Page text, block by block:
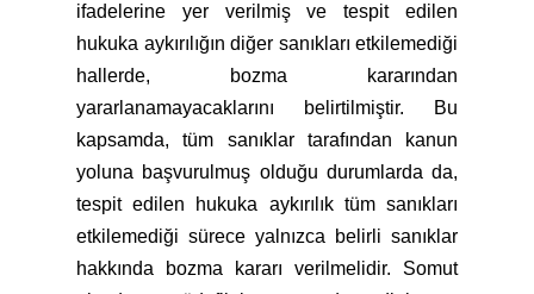
ifadelerine yer verilmiş ve tespit edilen
hukuka aykırılığın diğer sanıkları etkilemediği
hallerde, bozma kararından
yararlanamayacaklarını belirtilmiştir. Bu
kapsamda, tüm sanıklar tarafından kanun
yoluna başvurulmuş olduğu durumlarda da,
tespit edilen hukuka aykırılık tüm sanıkları
etkilemediği sürece yalnızca belirli sanıklar
hakkında bozma kararı verilmelidir. Somut